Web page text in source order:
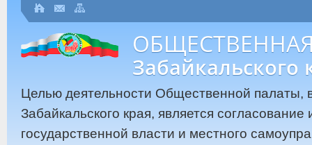
Забайкальского
Целью деятельности Общественной палаты,
Забайкальского края, является
государственной власти и местного